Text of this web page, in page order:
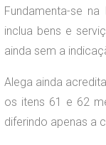
Fundamenta-se
inclua bens e
ainda sem a
Alega ainda
os itens 61 e 62
diferindo apenas a